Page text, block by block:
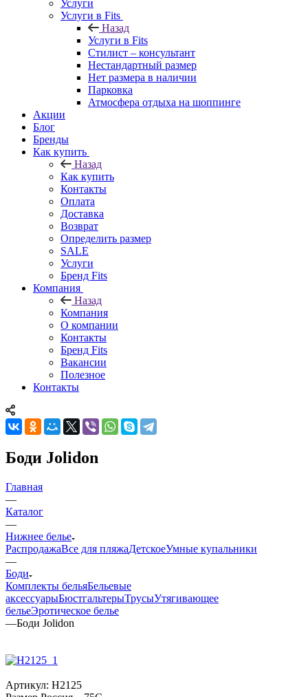
Услуги
Услуги в Fits
Назад
Услуги в Fits
Стилист – консультант
Нестандартный размер
Нет размера в наличии
Парковка
Атмосфера отдыха на шоппинге
Акции
Блог
Бренды
Как купить
Назад
Как купить
Контакты
Оплата
Доставка
Возврат
Определить размер
SALE
Услуги
Бренд Fits
Компания
Назад
Компания
О компании
Контакты
Бренд Fits
Вакансии
Полезное
Контакты
Боди Jolidon
Главная
—
Каталог
—
Нижнее белье
РаспродажаВсе для пляжаДетскоеУмные купальники
—
Боди
Комплекты бельяБельевые
аксессуарыБюстгальтерыТрусыУтягивающее
бельеЭротическое белье
—Боди Jolidon
Артикул: H2125